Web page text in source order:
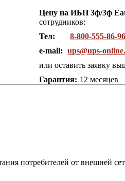
Цену на ИБП 3ф/3ф
сотрудников:
Тел:
8-800-555-86-96
e-mail:
ups@ups-
или оставить заявку
Гарантия: 12 месяцев
потребителей от внешней